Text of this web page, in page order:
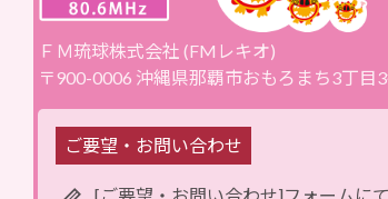
ＦＭ琉球株式会社 (FMレキオ)
〒900-0006 沖縄県那覇市おもろまち3丁目
ご要望・お問い合わせ